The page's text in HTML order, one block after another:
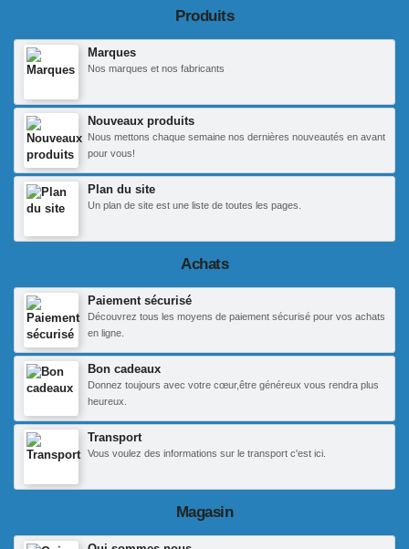
Produits
Marques
Nos marques et nos fabricants
Nouveaux produits
Nous mettons chaque semaine nos dernières nouveautés en avant
pour vous!
Plan du site
Un plan de site est une liste de toutes les pages.
Achats
Paiement sécurisé
Découvrez tous les moyens de paiement sécurisé pour vos achats
en ligne.
Bon cadeaux
Donnez toujours avec votre cœur,être généreux vous rendra plus
heureux.
Transport
Vous voulez des informations sur le transport c'est ici.
Magasin